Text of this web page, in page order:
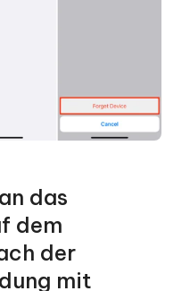
das
dem
der
mit